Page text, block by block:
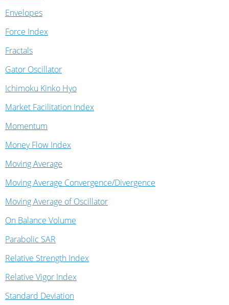
Envelopes
Force Index
Fractals
Gator Oscillator
Ichimoku Kinko Hyo
Market Facilitation Index
Momentum
Money Flow Index
Moving Average
Moving Average Convergence/Divergence
Moving Average of Oscillator
On Balance Volume
Parabolic SAR
Relative Strength Index
Relative Vigor Index
Standard Deviation